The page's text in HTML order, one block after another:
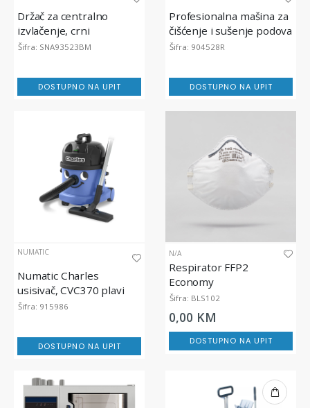
Držač za centralno
izvlačenje, crni
Šifra: SNA93523BM
DOSTUPNO NA UPIT
Profesionalna mašina za
čišćenje i sušenje podova
s litijum baterijom,
Šifra: 904528R
DOSTUPNO NA UPIT
NUMATIC
Numatic Charles
usisivač, CVC370 plavi
Šifra: 915986
DOSTUPNO NA UPIT
N/A
Respirator FFP2
Economy
Šifra: BLS102
0,00 KM
DOSTUPNO NA UPIT